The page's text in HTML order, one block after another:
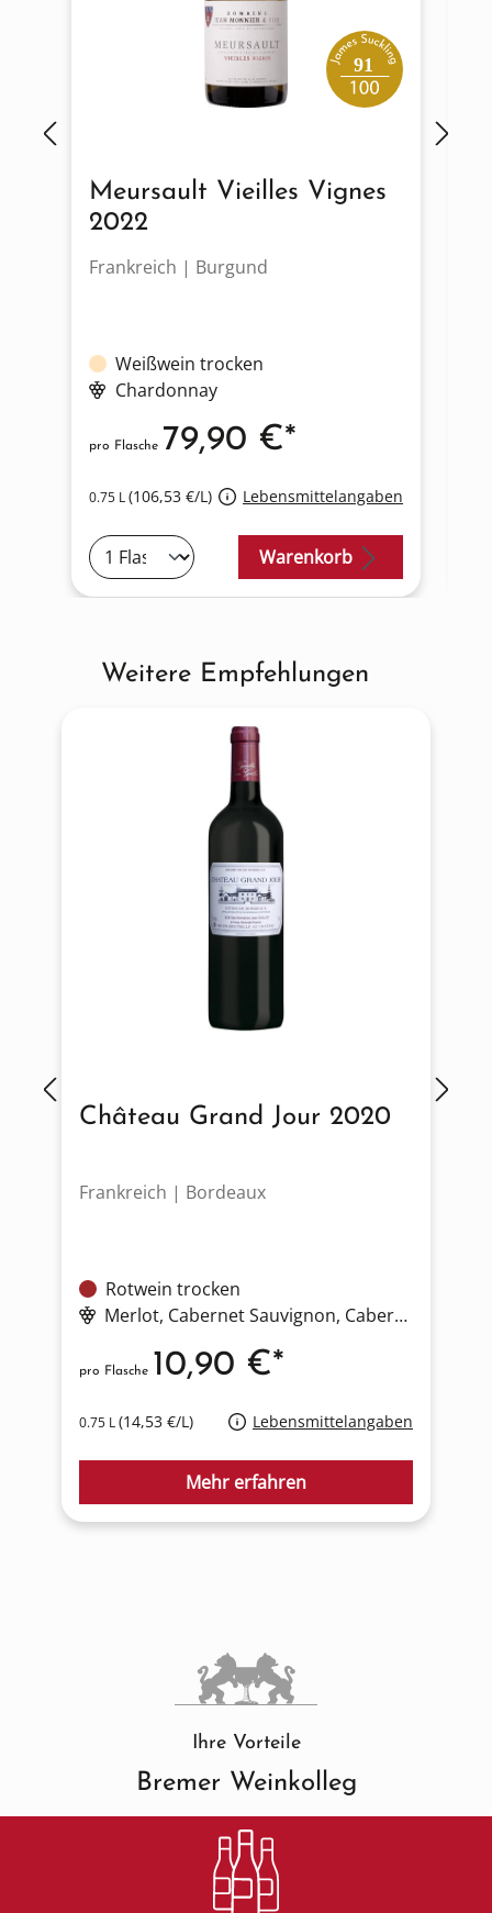
91
Meursault Vieilles Vignes
2022
Frankreich | Burgund
Weißwein trocken
Chardonnay
0.75 L(106,53 €/L) Lebensmittelangaben
pro Flasche 79,90 €*
Warenkorb
Produktgalerie überspringen
Weitere Empfehlungen
Château Grand Jour 2020
Frankreich | Bordeaux
Rotwein trocken
Merlot, Cabernet Sauvignon, Cabernet Franc
0.75 L(14,53 €/L) Lebensmittelangaben
pro Flasche 10,90 €*
Mehr erfahren
Ihre Vorteile
Bremer Weinkolleg